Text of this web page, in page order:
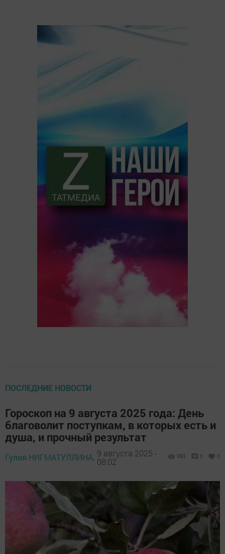
ПОСЛЕДНИЕ НОВОСТИ
Гороскоп на 9 августа 2025 года: День
благоволит поступкам, в которых есть и
душа, и прочный результат
Гулия НИГМАТУЛЛИНА, 9 августа 2025 -
08:02
383 0 0